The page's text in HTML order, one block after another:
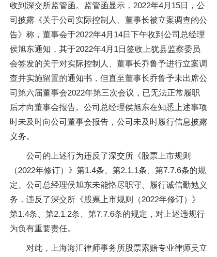
收到深交所监管函。监管函显示，2022年4月15日，公
司披露《关于公司实际控制人、董事长被立案调查的公
告》称，董事会于2022年4月14日下午收到公司总经理
侯旭东通知，其于2022年4月1日签收上犹县监察委员
会签发的关于对实际控制人、董事长乔鲁予进行立案调
查并实施留置的通知书，但直至董事长乔鲁予未出席公
司第六届董事会2022年第三次会议，已无法正常履职
后才向董事会报告。公司总经理侯旭东在知悉上述事项
时未及时向公司董事会报告，公司未及时履行信息披露
义务。
公司的上述行为违反了深交所《股票上市规则
（2022年修订）》第1.4条、第2.1.1条、第7.7.6条的规
定。公司总经理侯旭东未能恪尽职守、履行诚信勤勉义
务，违反了深交所《股票上市规则（2022年修订）》
第1.4条、第2.1.2条、第7.7.6条的规定，对上述违规行
为负有重要责任。
对此，上海海汇律师事务所股票索赔专业律师吴立